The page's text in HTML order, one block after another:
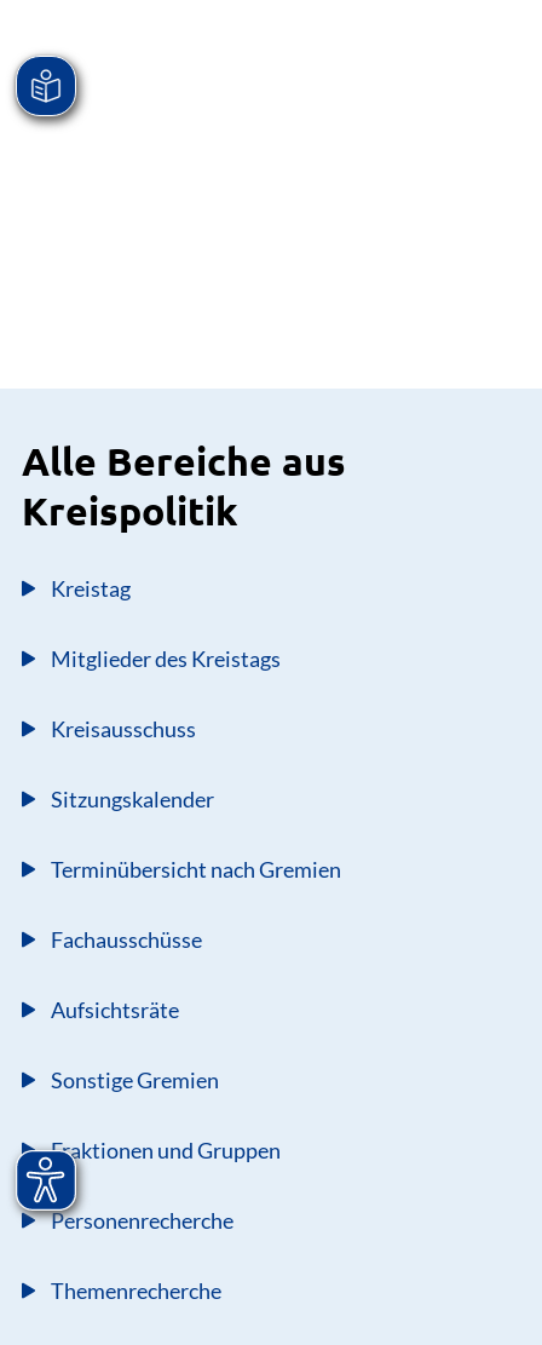
Alle Bereiche aus
Kreispolitik
Kreistag
Mitglieder des Kreistags
Kreisausschuss
Sitzungskalender
Terminübersicht nach Gremien
Fachausschüsse
Aufsichtsräte
Sonstige Gremien
Fraktionen und Gruppen
Personenrecherche
Themenrecherche